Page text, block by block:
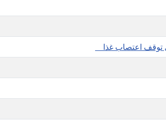
توقف اعتصاب غذا